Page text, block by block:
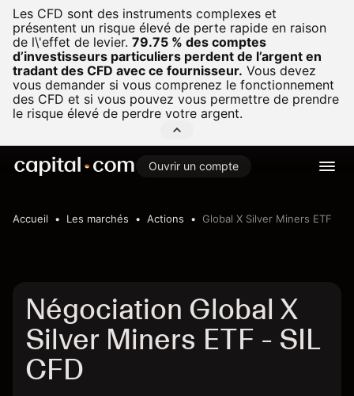
Les CFD sont des instruments complexes et
présentent un risque élevé de perte rapide en raison
de l\'effet de levier. 79.75 % des comptes
d’investisseurs particuliers perdent de l’argent en
tradant des CFD avec ce fournisseur. Vous devez
vous demander si vous comprenez le fonctionnement
des CFD et si vous pouvez vous permettre de prendre
le risque élevé de perdre votre argent.
Ouvrir un compte
Accueil Les marchés Actions Global X Silver Miners ETF
Négociation Global X
Silver Miners ETF - SIL
CFD